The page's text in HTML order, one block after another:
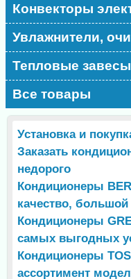
Конвекторы
Увлажнители,
Тепловые завесы
Все товары
Установка и
Заказать
недорого
Кондиционеры
качество,
Кондиционеры
самых выгодных
Кондиционеры
ассортимент